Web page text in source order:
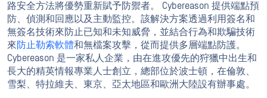
路安全方法將優勢重新賦予防禦者。 Cybereason 提供端點預
防、偵測和回應以及主動監控。該解決方案透過利用簽名和
無簽名技術來防止已知和未知威脅，並結合行為和欺騙技術
來防止勒索軟體和無檔案攻擊，從而提供多層端點防護。
Cybereason 是一家私人企業，由在進攻優先的狩獵中出生和
長大的精英情報專業人士創立，總部位於波士頓，在倫敦、
雪梨、特拉維夫、東京、亞太地區和歐洲大陸設有辦事處。